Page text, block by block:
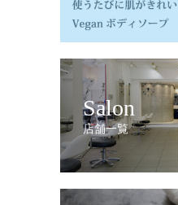
Salon
店舗一覧